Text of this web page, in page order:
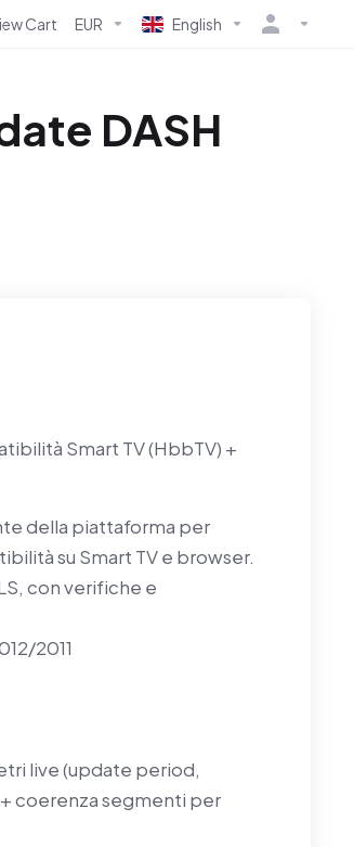
Cart EUR English
DASH
Smart TV (HbbTV) +
della piattaforma per
su Smart TV e browser.
con verifiche e
2011
live (update period,
coerenza segmenti per